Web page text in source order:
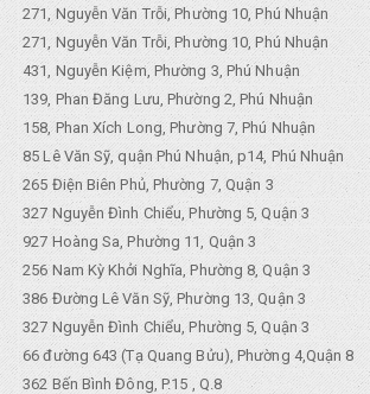
271, Nguyễn Văn Trỗi, Phường 10, Phú Nhuận
271, Nguyễn Văn Trỗi, Phường 10, Phú Nhuận
431, Nguyễn Kiệm, Phường 3, Phú Nhuận
139, Phan Đăng Lưu, Phường 2, Phú Nhuận
158, Phan Xích Long, Phường 7, Phú Nhuận
85 Lê Văn Sỹ, quận Phú Nhuận, p14, Phú Nhuận
265 Điện Biên Phủ, Phường 7, Quận 3
327 Nguyễn Đình Chiểu, Phường 5, Quận 3
927 Hoàng Sa, Phường 11, Quận 3
256 Nam Kỳ Khởi Nghĩa, Phường 8, Quận 3
386 Đường Lê Văn Sỹ, Phường 13, Quận 3
327 Nguyễn Đình Chiểu, Phường 5, Quận 3
66 đường 643 (Tạ Quang Bửu), Phường 4,Quận 8
362 Bến Bình Đông, P.15 , Q.8